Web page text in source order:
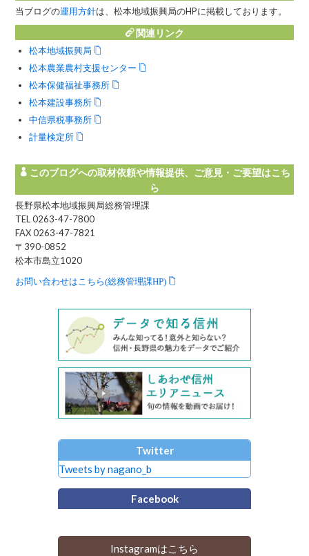
当ブログの運用方針は、松本地域振興局のHPに掲載しております。
関連リンク
松本地域振興局
松本農業農村支援センター
松本保健福祉事務所
松本建設事務所
中信県税事務所
計量検定所
このブログへの取材依頼や情報提供、ご意見・ご要望はこち
ら
長野県松本地域振興局総務管理課
TEL 0263-47-7800
FAX 0263-47-7821
〒390-0852
松本市島立1020
お問い合わせはこちら(総務管理課HP)
Twitter
Tweets by nagano_b
Facebook
Instagramはこちら